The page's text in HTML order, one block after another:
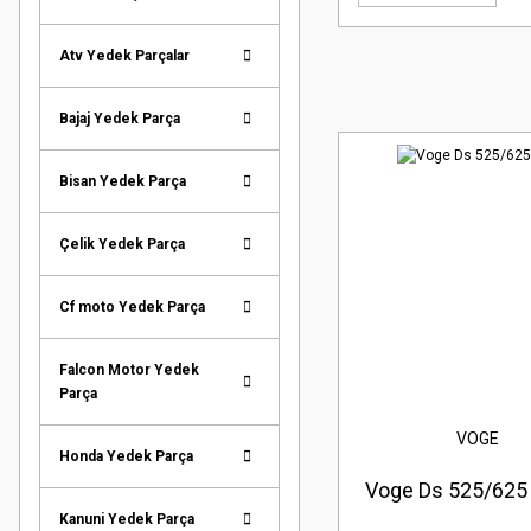
Atv Yedek Parçalar
Bajaj Yedek Parça
Bisan Yedek Parça
Çelik Yedek Parça
Cf moto Yedek Parça
Falcon Motor Yedek
Parça
Honda Yedek Parça
Kanuni Yedek Parça
VOGE
Voge Ds 525/